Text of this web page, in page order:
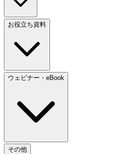
お役立ち資料
ウェビナー・eBook
その他